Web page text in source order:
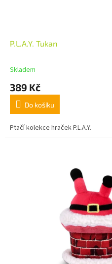
P.L.A.Y. Tukan
Skladem
389 Kč
Do košíku
Ptačí kolekce hraček P.L.A.Y.